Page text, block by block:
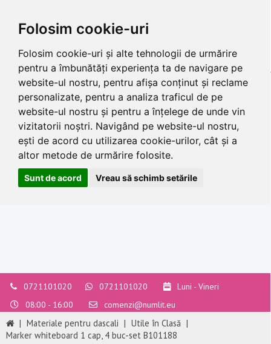
Folosim cookie-uri
Folosim cookie-uri și alte tehnologii de urmărire
pentru a îmbunătăți experiența ta de navigare pe
website-ul nostru, pentru afișa conținut și reclame
personalizate, pentru a analiza traficul de pe
website-ul nostru și pentru a înțelege de unde vin
vizitatorii noștri. Navigând pe website-ul nostru,
ești de acord cu utilizarea cookie-urilor, cât și a
altor metode de urmărire folosite.
Sunt de acord Vreau să schimb setările
0721101020 0721101020
Luni - Vineri
08:00 - 16:00
comenzi@numlit.eu
| Materiale pentru dascali | Utile în Clasă |
Marker whiteboard 1 cap, 4 buc-set B101188